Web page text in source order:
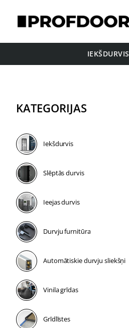
IEKŠDURVIS
KATEGORIJAS
Iekšdurvis
Slēptās durvis
Ieejas durvis
Durvju furnitūra
Automātiskie durvju sliekšņi
Vinila grīdas
Grīdlīstes